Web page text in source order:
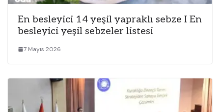
En besleyici 14 yeşil yapraklı sebze I En
besleyici yeşil sebzeler listesi
7 Mayıs 2026